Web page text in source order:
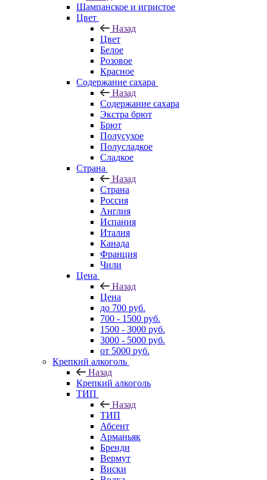
Шампанское и игристое
Цвет
Назад
Цвет
Белое
Розовое
Красное
Содержание сахара
Назад
Содержание сахара
Экстра брют
Брют
Полусухое
Полусладкое
Сладкое
Страна
Назад
Страна
Россия
Англия
Испания
Италия
Канада
Франция
Чили
Цена
Назад
Цена
до 700 руб.
700 - 1500 руб.
1500 - 3000 руб.
3000 - 5000 руб.
от 5000 руб.
Крепкий алкоголь
Назад
Крепкий алкоголь
ТИП
Назад
ТИП
Абсент
Арманьяк
Бренди
Вермут
Виски